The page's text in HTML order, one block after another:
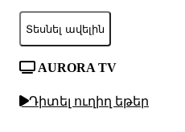
Տեսնել ավելին
AURORA TV
Դիտել ուղիղ եթեր